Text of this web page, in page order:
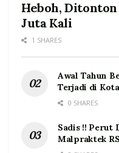
Heboh, Ditonton
Juta Kali
1 SHARES
Awal Tahun
Terjadi di
0 SHARES
Sadis !! Perut
Malpraktek